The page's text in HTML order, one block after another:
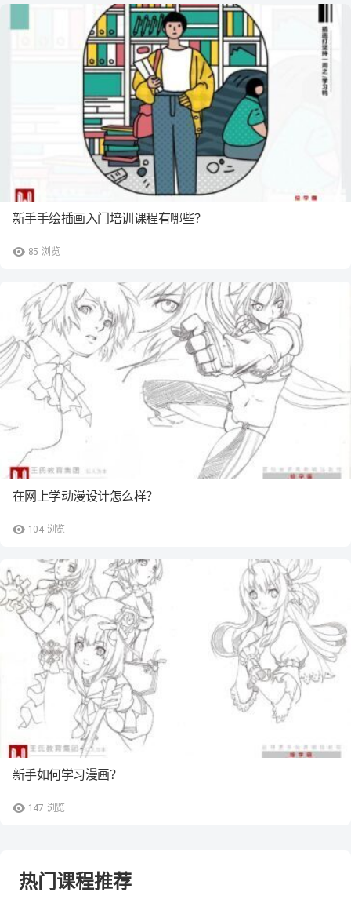
85 浏览
新手手绘插画入门培训课程有哪些？
104 浏览
在网上学动漫设计怎么样？
147 浏览
新手如何学习漫画？
热门课程推荐